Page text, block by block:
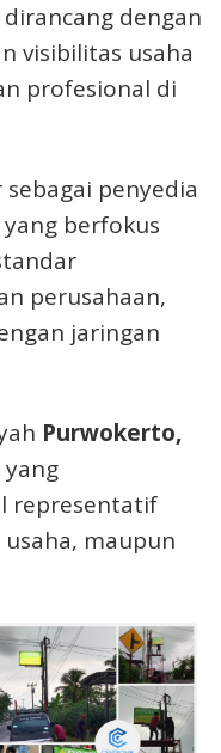
dengan
visibilitas usaha
profesional di
penyedia
yang berfokus
perusahaan,
jaringan
Purwokerto,
yang
representatif
maupun